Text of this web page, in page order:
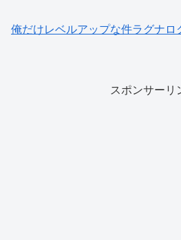
俺だけレベルアップな件ラグナロ
スポンサーリ